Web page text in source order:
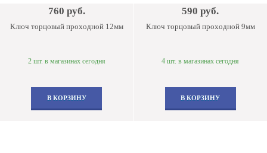
760 руб.
Ключ торцовый проходной 12мм
2 шт. в магазинах сегодня
В КОРЗИНУ
590 руб.
Ключ торцовый проходной 9мм
4 шт. в магазинах сегодня
В КОРЗИНУ